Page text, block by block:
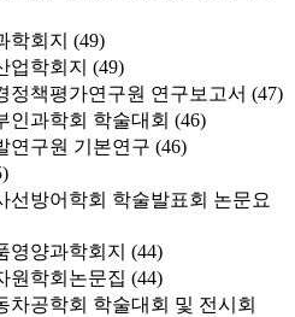
학회지 (49)
업학회지 (49)
정책평가연구원 연구보고서 (47)
인과학회 학술대회 (46)
연구원 기본연구 (46)
선방어학회 학술발표회 논문요
영양과학회지 (44)
원학회논문집 (44)
차공학회 학술대회 및 전시회